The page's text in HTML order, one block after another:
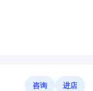
咨询 进店